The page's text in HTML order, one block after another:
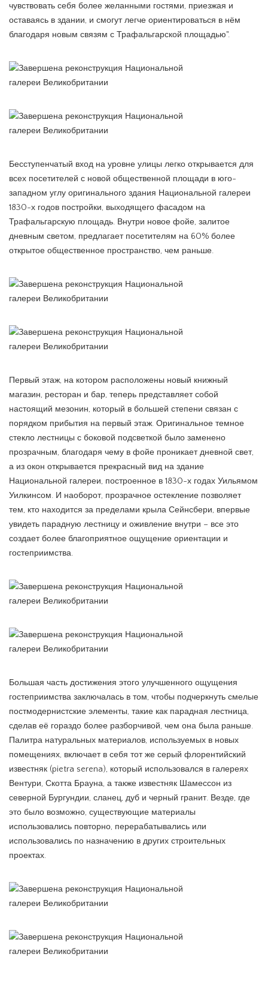
чувствовать себя более желанными гостями, приезжая и
оставаясь в здании, и смогут легче ориентироваться в нём
благодаря новым связям с Трафальгарской площадью".
Бесступенчатый вход на уровне улицы легко открывается для
всех посетителей с новой общественной площади в юго-
западном углу оригинального здания Национальной галереи
1830-х годов постройки, выходящего фасадом на
Трафальгарскую площадь. Внутри новое фойе, залитое
дневным светом, предлагает посетителям на 60% более
открытое общественное пространство, чем раньше.
Первый этаж, на котором расположены новый книжный
магазин, ресторан и бар, теперь представляет собой
настоящий мезонин, который в большей степени связан с
порядком прибытия на первый этаж. Оригинальное темное
стекло лестницы с боковой подсветкой было заменено
прозрачным, благодаря чему в фойе проникает дневной свет,
а из окон открывается прекрасный вид на здание
Национальной галереи, построенное в 1830-х годах Уильямом
Уилкинсом. И наоборот, прозрачное остекление позволяет
тем, кто находится за пределами крыла Сейнсбери, впервые
увидеть парадную лестницу и оживление внутри – все это
создает более благоприятное ощущение ориентации и
гостеприимства.
Большая часть достижения этого улучшенного ощущения
гостеприимства заключалась в том, чтобы подчеркнуть смелые
постмодернистские элементы, такие как парадная лестница,
сделав её гораздо более разборчивой, чем она была раньше.
Палитра натуральных материалов, используемых в новых
помещениях, включает в себя тот же серый флорентийский
известняк (pietra serena), который использовался в галереях
Вентури, Скотта Брауна, а также известняк Шамессон из
северной Бургундии, сланец, дуб и черный гранит. Везде, где
это было возможно, существующие материалы
использовались повторно, перерабатывались или
использовались по назначению в других строительных
проектах.